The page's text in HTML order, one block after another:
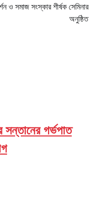
ও সমাজ সংস্কার শীর্ষক সেমিনার
অনুষ্ঠিত
সন্তানের গর্ভপাত